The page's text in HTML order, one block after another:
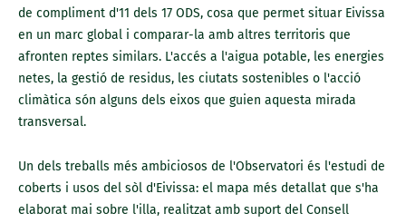
de compliment d'11 dels 17 ODS, cosa que permet situar Eivissa
en un marc global i comparar-la amb altres territoris que
afronten reptes similars. L'accés a l'aigua potable, les energies
netes, la gestió de residus, les ciutats sostenibles o l'acció
climàtica són alguns dels eixos que guien aquesta mirada
transversal.
Un dels treballs més ambiciosos de l'Observatori és l'estudi de
coberts i usos del sòl d'Eivissa: el mapa més detallat que s'ha
elaborat mai sobre l'illa, realitzat amb suport del Consell